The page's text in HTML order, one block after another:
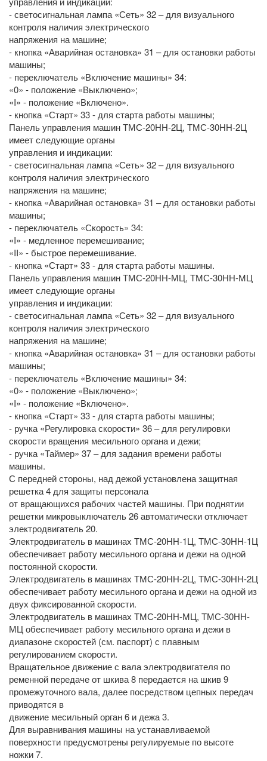
- светосигнальная лампа «Сеть» 32 – для визуального
контроля наличия электрического
напряжения на машине;
- кнопка «Аварийная остановка» 31 – для остановки работы
машины;
- переключатель «Включение машины» 34:
«0» - положение «Выключено»;
«I» - положение «Включено».
- кнопка «Старт» 33 - для старта работы машины;
Панель управления машин ТМС-20НН-2Ц, ТМС-30НН-2Ц
имеет следующие органы
управления и индикации:
- светосигнальная лампа «Сеть» 32 – для визуального
контроля наличия электрического
напряжения на машине;
- кнопка «Аварийная остановка» 31 – для остановки работы
машины;
- переключатель «Скорость» 34:
«I» - медленное перемешивание;
«II» - быстрое перемешивание.
- кнопка «Старт» 33 - для старта работы машины.
Панель управления машин ТМС-20НН-МЦ, ТМС-30НН-МЦ
имеет следующие органы
управления и индикации:
- светосигнальная лампа «Сеть» 32 – для визуального
контроля наличия электрического
напряжения на машине;
- кнопка «Аварийная остановка» 31 – для остановки работы
машины;
- переключатель «Включение машины» 34:
«0» - положение «Выключено»;
«I» - положение «Включено».
- кнопка «Старт» 33 - для старта работы машины;
- ручка «Регулировка скорости» 36 – для регулировки
скорости вращения месильного органа и дежи;
- ручка «Таймер» 37 – для задания времени работы
машины.
С передней стороны, над дежой установлена защитная
решетка 4 для защиты персонала
от вращающихся рабочих частей машины. При поднятии
решетки микровыключатель 26 автоматически отключает
электродвигатель 20.
Электродвигатель в машинах ТМС-20НН-1Ц, ТМС-30НН-1Ц
обеспечивает работу месильного органа и дежи на одной
постоянной скорости.
Электродвигатель в машинах ТМС-20НН-2Ц, ТМС-30НН-2Ц
обеспечивает работу месильного органа и дежи на одной из
двух фиксированной скорости.
Электродвигатель в машинах ТМС-20НН-МЦ, ТМС-30НН-
МЦ обеспечивает работу месильного органа и дежи в
диапазоне скоростей (см. паспорт) с плавным
регулированием скорости.
Вращательное движение с вала электродвигателя по
ременной передаче от шкива 8 передается на шкив 9
промежуточного вала, далее посредством цепных передач
приводятся в
движение месильный орган 6 и дежа 3.
Для выравнивания машины на устанавливаемой
поверхности предусмотрены регулируемые по высоте
ножки 7.